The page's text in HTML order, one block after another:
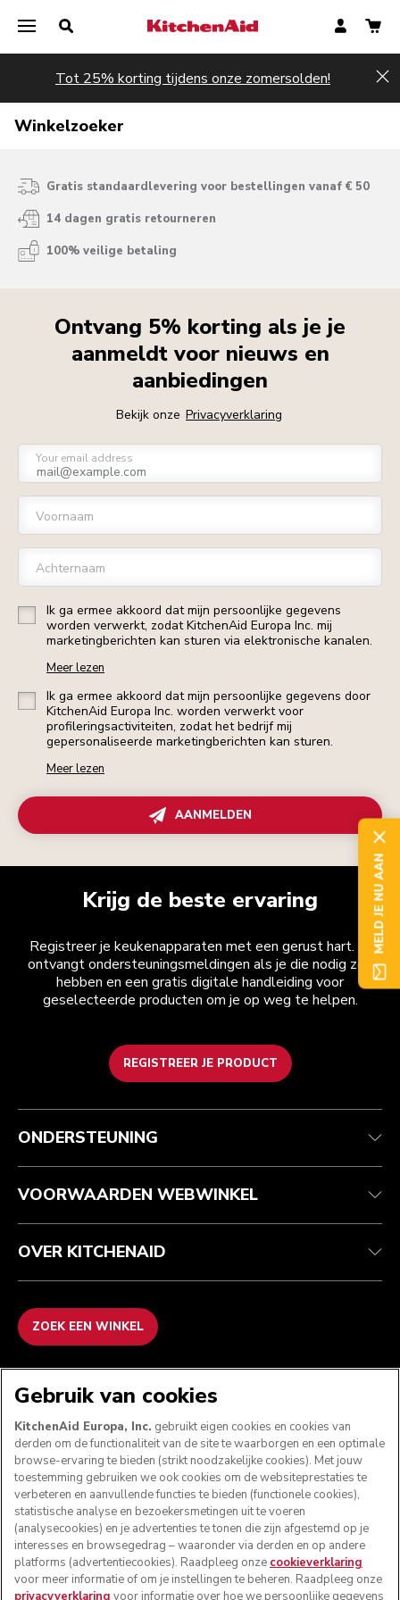
Tot 25% korting tijdens onze zomersolden!
Winkelzoeker
Gratis standaardlevering voor bestellingen vanaf € 50
14 dagen gratis retourneren
100% veilige betaling
Ontvang 5% korting als je je
aanmeldt voor nieuws en
aanbiedingen
Bekijk onze Privacyverklaring
Your email address
Voornaam
Achternaam
Ik ga ermee akkoord dat mijn persoonlijke gegevens
worden verwerkt, zodat KitchenAid Europa Inc. mij
marketingberichten kan sturen via elektronische kanalen.
Meer lezen
Ik ga ermee akkoord dat mijn persoonlijke gegevens door
KitchenAid Europa Inc. worden verwerkt voor
profileringsactiviteiten, zodat het bedrijf mij
gepersonaliseerde marketingberichten kan sturen.
Meer lezen
AANMELDEN
Krijg de beste ervaring
Registreer je keukenapparaten met een gerust hart. Je
ontvangt ondersteuningsmeldingen als je die nodig zou
hebben en een gratis digitale handleiding voor
geselecteerde producten om je op weg te helpen.
REGISTREER JE PRODUCT
Health check
Je bestelling volgen
Garantie en documenten
Recupel
Algemene voorwaarden
Retournering en terugbetaling
Imprint
ODR
Het merk
Zoek een winkel
ONDERSTEUNING
VOORWAARDEN WEBWINKEL
OVER KITCHENAID
ZOEK EEN WINKEL
VOLG ONS
MELD JE NU AAN
Gebruik van cookies
KitchenAid Europa, Inc. gebruikt eigen cookies en cookies van
derden om de functionaliteit van de site te waarborgen en een optimale
browse-ervaring te bieden (strikt noodzakelijke cookies). Met jouw
toestemming gebruiken we ook cookies om de websiteprestaties te
verbeteren en aanvullende functies te bieden (functionele cookies),
statistische analyse en bezoekersmetingen uit te voeren
(analysecookies) en je advertenties te tonen die zijn afgestemd op je
interesses en browsegedrag – waaronder via derden en op andere
platforms (advertentiecookies). Raadpleeg onze cookieverklaring
voor meer informatie of om je instellingen te beheren. Raadpleeg onze